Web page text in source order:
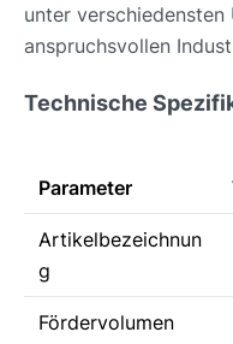
unter
anspruchsvollen
Technische
Parameter
Artikelbezeichnun
g
Fördervolumen